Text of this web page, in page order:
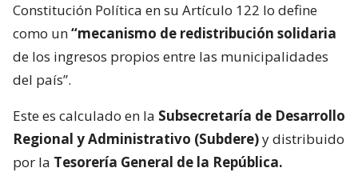
Constitución Política en su Artículo 122 lo define
como un“mecanismo de redistribución solidaria
de los ingresos propios entre las municipalidades
del país”.
Este es calculado en la Subsecretaría de Desarrollo
Regional y Administrativo (Subdere)y distribuido
por la Tesorería General de la República.